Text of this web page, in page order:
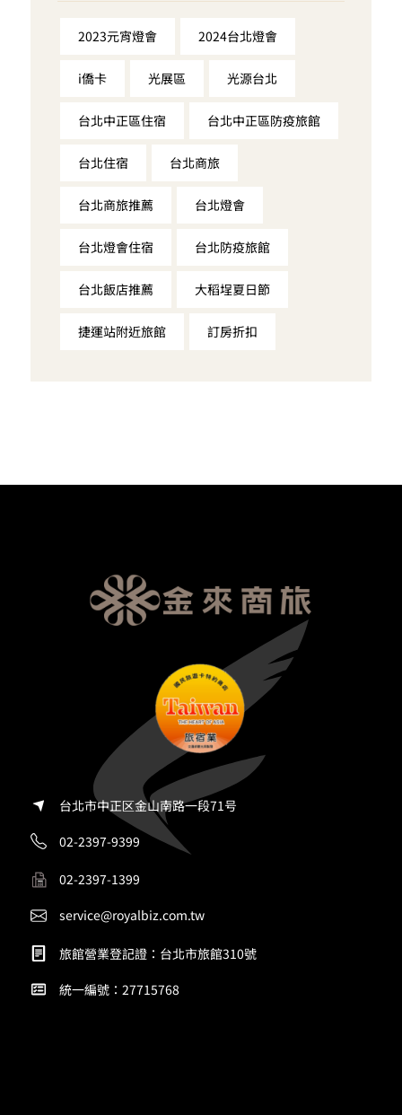
2023元宵燈會 2024台北燈會
i僑卡 光展區 光源台北
台北中正區住宿 台北中正區防疫旅館
台北住宿 台北商旅
台北商旅推薦 台北燈會
台北燈會住宿 台北防疫旅館
台北飯店推薦 大稻埕夏日節
捷運站附近旅館 訂房折扣
台北市中正区金山南路一段71号
02-2397-9399
02-2397-1399
service@royalbiz.com.tw
旅館營業登記證：台北市旅館310號
統一編號：27715768